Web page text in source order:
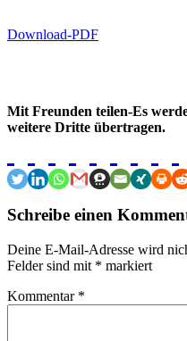
Download-PDF
Mit Freunden teilen-Es
weitere Dritte übertragen.
Schreibe einen
Deine E-Mail-Adresse wird
Felder sind mit * markiert
Kommentar *